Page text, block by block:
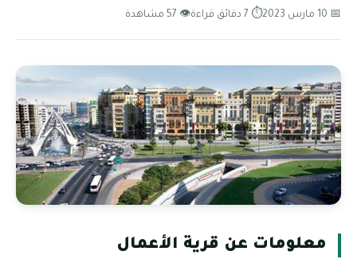
📅 10 مارس 2023 ⏱ 7 دقائق قراءة 👁 57 مشاهدة
معلومات عن قرية الأعمال